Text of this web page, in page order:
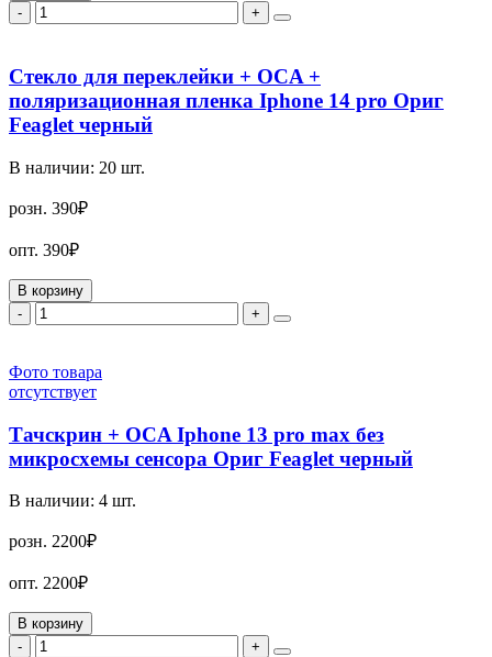
-
+
Стекло для переклейки + OCA +
поляризационная пленка Iphone 14 pro Ориг
Feaglet черный
В наличии: 20 шт.
розн. 390₽
опт. 390₽
В корзину
-
+
Фото товара
отсутствует
Тачскрин + OCA Iphone 13 pro max без
микросхемы сенсора Ориг Feaglet черный
В наличии: 4 шт.
розн. 2200₽
опт. 2200₽
В корзину
-
+